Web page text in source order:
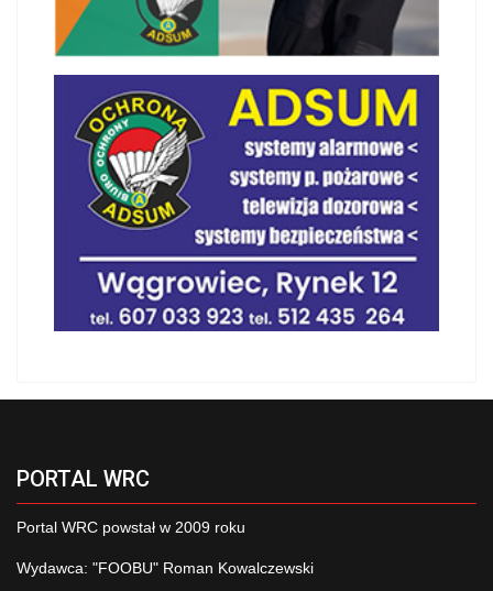
PORTAL WRC
Portal WRC powstał w 2009 roku
Wydawca: "FOOBU" Roman Kowalczewski